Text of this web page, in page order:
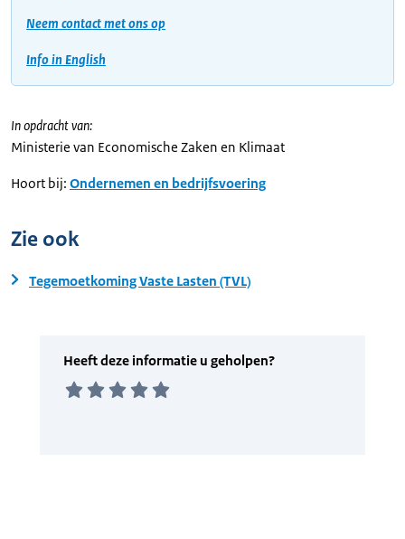
Neem contact met ons op
Info in English
In opdracht van:
Ministerie van Economische Zaken en Klimaat
Hoort bij: Ondernemen en bedrijfsvoering
Zie ook
Tegemoetkoming Vaste Lasten (TVL)